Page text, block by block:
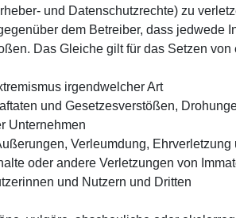
und Datenschutzrechte) zu
dem Betreiber, dass
Das Gleiche gilt für das Setzen
irgendwelcher Art
und Gesetzesverstößen,
Unternehmen
Verleumdung,
oder andere Verletzungen von
und Nutzern und Dritten